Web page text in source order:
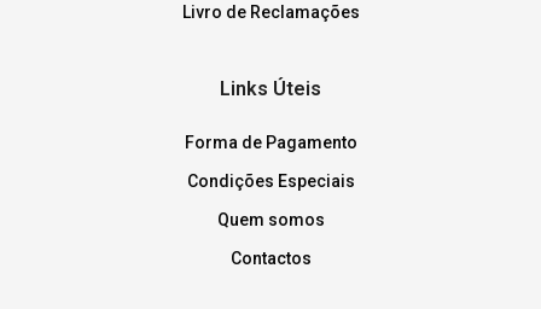
Livro de Reclamações
Links Úteis
Forma de Pagamento
Condições Especiais
Quem somos
Contactos